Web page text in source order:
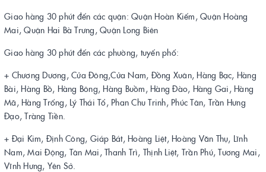
Giao hàng 30 phút đến các quận: Quận Hoàn Kiếm, Quận Hoàng
Mai, Quận Hai Bà Trưng, Quận Long Biên
Giao hàng 30 phút đến các phường, tuyến phố:
+ Chương Dương, Cửa Đông,Cửa Nam, Đồng Xuân, Hàng Bạc, Hàng
Bài, Hàng Bồ, Hàng Bông, Hàng Buồm, Hàng Đào, Hàng Gai, Hàng
Mã, Hàng Trống, Lý Thái Tổ, Phan Chu Trinh, Phúc Tân, Trần Hưng
Đạo, Tràng Tiền.
+ Đại Kim, Định Công, Giáp Bát, Hoàng Liệt, Hoàng Văn Thụ, Lĩnh
Nam, Mai Động, Tân Mai, Thanh Trì, Thịnh Liệt, Trần Phú, Tương Mai,
Vĩnh Hưng, Yên Sở.